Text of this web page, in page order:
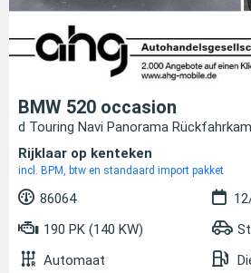
BMW 520 occasion
d Touring Navi Panorama
Rijklaar op kenteken
incl. BPM, btw en standaard import pakket
86064
190 PK (140 KW)
Automaat